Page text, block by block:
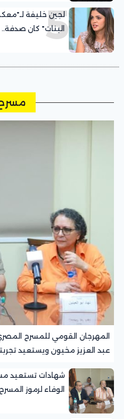
5
لجين خليفة
البنات" كان
المهرجان القومي للمسرح
عبد العزيز مخيون ويستعيد
شهادات تستعيد
الوفاء لرموز